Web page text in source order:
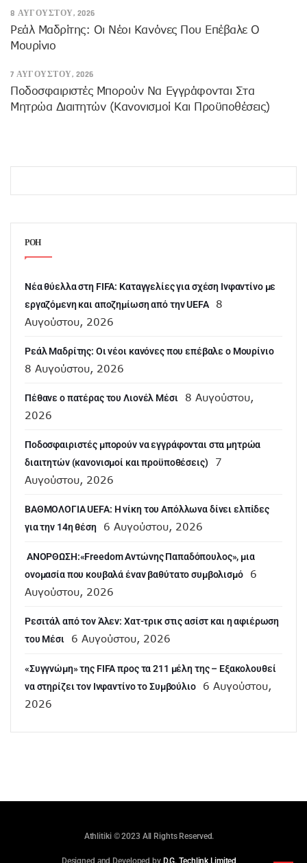
8 ΑΥΓΟΎΣΤΟΥ, 2026
Ρεάλ Μαδρίτης: Οι Νέοι Κανόνες Που Επέβαλε Ο
Μουρίνιο
7 ΑΥΓΟΎΣΤΟΥ, 2026
Ποδοσφαιριστές Μπορούν Να Εγγράφονται Στα
Μητρώα Διαιτητών (κανονισμοί Και Προϋποθέσεις)
ΡΟΗ
Νέα θύελλα στη FIFA: Καταγγελίες για σχέση Ινφαντίνο με
εργαζόμενη και αποζημίωση από την UEFA
8
Αυγούστου, 2026
Ρεάλ Μαδρίτης: Οι νέοι κανόνες που επέβαλε ο Μουρίνιο
8 Αυγούστου, 2026
Πέθανε ο πατέρας του Λιονέλ Μέσι
8 Αυγούστου,
2026
Ποδοσφαιριστές μπορούν να εγγράφονται στα μητρώα
διαιτητών (κανονισμοί και προϋποθέσεις)
7
Αυγούστου, 2026
ΒΑΘΜΟΛΟΓΙΑ UEFA: Η νίκη του Απόλλωνα δίνει ελπίδες
για την 14η θέση
6 Αυγούστου, 2026
ANOΡΘΩΣΗ:«Freedom Αντώνης Παπαδόπουλος», μια
ονομασία που κουβαλά έναν βαθύτατο συμβολισμό
6
Αυγούστου, 2026
Ρεσιτάλ από τον Άλεν: Χατ-τρικ στις ασίστ και η αφιέρωση
του Μέσι
6 Αυγούστου, 2026
«Συγγνώμη» της FIFA προς τα 211 μέλη της – Εξακολουθεί
να στηρίζει τον Ινφαντίνο το Συμβούλιο
6 Αυγούστου,
2026
Athlitiki © 2023 All Rights Reserved.
Designed and Developed by D.G. Techlink Limited